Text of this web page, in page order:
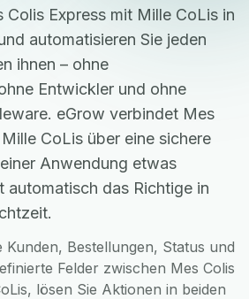
Colis Express mit Mille CoLis in
automatisieren Sie jeden
ihnen – ohne
Entwickler und ohne
eGrow verbindet Mes
CoLis über eine sichere
Anwendung etwas
automatisch das Richtige in
Kunden, Bestellungen, Status und
Felder zwischen Mes Colis
lösen Sie Aktionen in beiden